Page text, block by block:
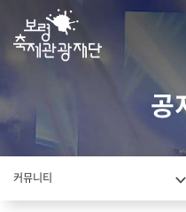
공
커뮤니티